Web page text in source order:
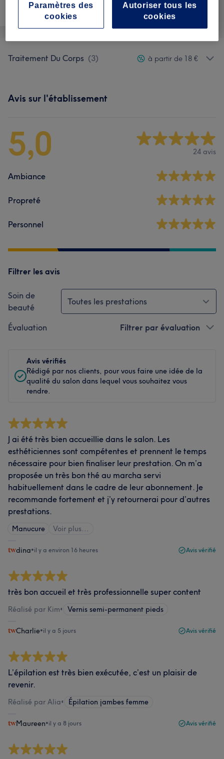
Épilation Corps
Traitement Du Corps (3) à partir de 18 €
Avis sur l'établissement
5,0 24 avis
Ambiance
Propreté
Personnel
Filtrer les avis
Soin de
beauté
Toutes les prestations
Évaluation Filtrer par évaluation
Avis vérifiés
Rédigé par nos clients, pour vous faire une idée de la
qualité du salon dans lequel vous souhaitez vous
rendre.
J ai été très bien accueillie dans le salon. Les
esthéticiennes sont compétentes et prennent le temps
nécessaire pour bien finaliser leur prestation. On m’a
proposée un très bon thé au marcha servi
habituellement dans le cadre de leur abonnement. Je
recommande fortement et j’y retournerai pour d’autres
prestations.
Manucure Voir plus...
dina•il y a environ 16 heures Avis vérifié
très bon accueil et très professionnelle super content
Réalisé par Kim• Vernis semi-permanent pieds
Charlie•il y a 5 jours Avis vérifié
L’épilation est très bien exécutée, c’est un plaisir de
revenir.
Réalisé par Alia• Épilation jambes femme
Maureen•il y a 8 jours Avis vérifié
Autoriser tous les
cookies
Paramètres des
cookies